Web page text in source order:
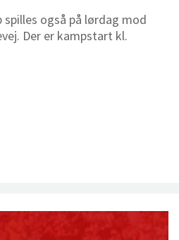
også på lørdag mod
Der er kampstart kl.